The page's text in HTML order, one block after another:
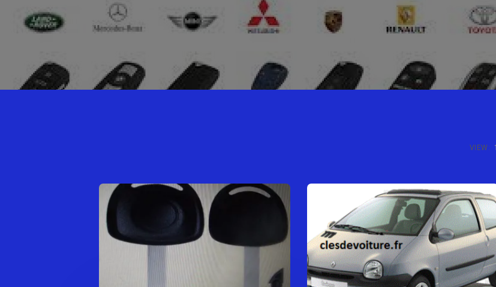
VIEW: